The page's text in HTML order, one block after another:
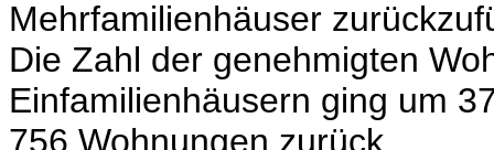
Mehrfamilienhäuser
Die Zahl der genehmigten
Einfamilienhäusern ging um
756 Wohnungen zurück.